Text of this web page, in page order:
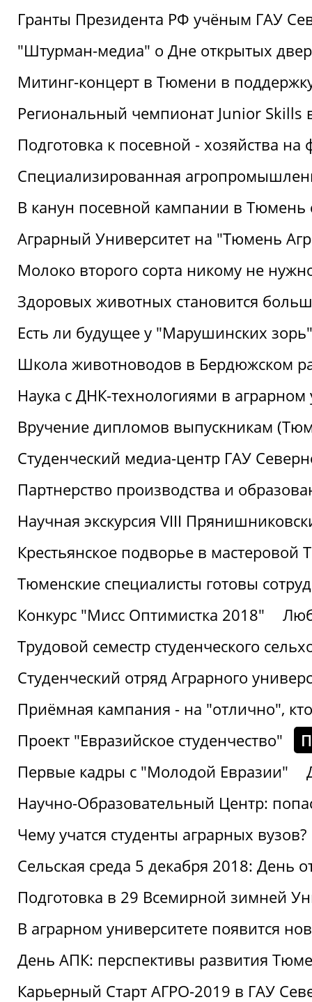
Гранты Президента РФ учёным ГАУ
"Штурман-медиа" о Дне открытых
Митинг-концерт в Тюмени в
Региональный чемпионат Junior Skills
Подготовка к посевной - хозяйства
Специализированная
В канун посевной кампании в Тюмень
Аграрный Университет на "Тюмень
Молоко второго сорта никому не
Здоровых животных становится
Есть ли будущее у "Марушинских
Школа животноводов в Бердюжском
Наука с ДНК-технологиями в аграрном
Вручение дипломов выпускникам
Студенческий медиа-центр ГАУ
Партнерство производства и
Научная экскурсия VIII
Крестьянское подворье в мастеровой
Тюменские специалисты готовы
Конкурс "Мисс Оптимистка 2018"
Трудовой семестр студенческого
Студенческий отряд Аграрного
Приёмная кампания - на "отлично",
Проект "Евразийское студенчество"
Первые кадры с "Молодой Евразии"
Научно-Образовательный Центр:
Чему учатся студенты аграрных вузов?
Сельская среда 5 декабря 2018: День
Подготовка в 29 Всемирной зимней
В аграрном университете появится
День АПК: перспективы развития
Карьерный Старт АГРО-2019 в ГАУ